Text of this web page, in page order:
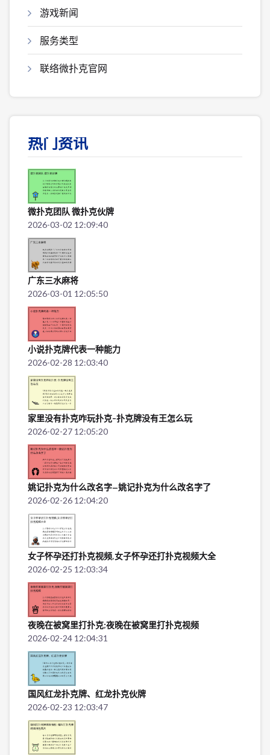
游戏新闻
服务类型
联络微扑克官网
热门资讯
微扑克团队 微扑克伙牌
2026-03-02 12:09:40
广东三水麻将
2026-03-01 12:05:50
小说扑克牌代表一种能力
2026-02-28 12:03:40
家里没有扑克咋玩扑克-扑克牌没有王怎么玩
2026-02-27 12:05:20
姚记扑克为什么改名字—姚记扑克为什么改名字了
2026-02-26 12:04:20
女子怀孕还打扑克视频,女子怀孕还打扑克视频大全
2026-02-25 12:03:34
夜晚在被窝里打扑克;夜晚在被窝里打扑克视频
2026-02-24 12:04:31
国风红龙扑克牌、红龙扑克伙牌
2026-02-23 12:03:47